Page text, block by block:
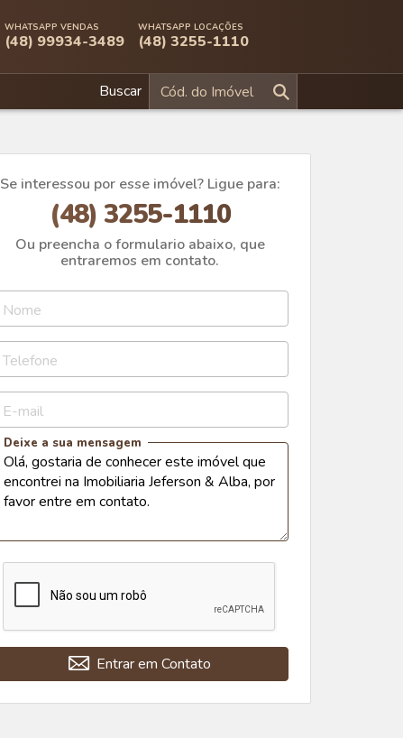
WHATSAPP VENDAS
(48) 99934-3489
WHATSAPP LOCAÇÕES
(48) 3255-1110
Buscar
Se interessou por esse imóvel? Ligue para:
(48) 3255-1110
Ou preencha o formulario abaixo, que
entraremos em contato.
Nome
Telefone
E-mail
Deixe a sua mensagem
Entrar em Contato